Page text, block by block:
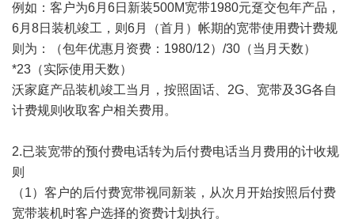
例如：客户为6月6日新装500M宽带1980元趸交包年产品，
6月8日装机竣工，则6月（首月）帐期的宽带使用费计费规
则为：（包年优惠月资费：1980/12）/30（当月天数）
*23（实际使用天数）
沃家庭产品装机竣工当月，按照固话、2G、宽带及3G各自
计费规则收取客户相关费用。
2.已装宽带的预付费电话转为后付费电话当月费用的计收规
则
（1）客户的后付费宽带视同新装，从次月开始按照后付费
宽带装机时客户选择的资费计划执行。